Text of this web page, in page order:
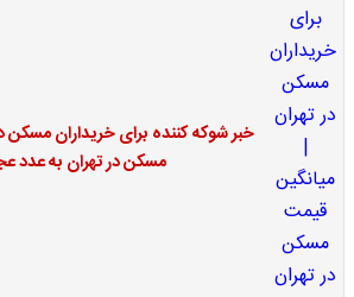
خبر شوکه کننده برای خریداران مسکن
مسکن در تهران به عدد